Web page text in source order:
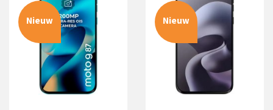
Nieuw Nieuw